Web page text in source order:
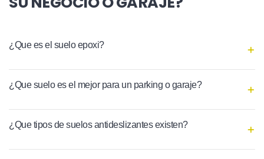
¿Que es el suelo epoxi?
¿Que suelo es el mejor para un parking o garaje?
¿Que tipos de suelos antideslizantes existen?